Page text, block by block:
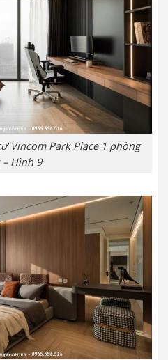
Vincom Park Place 1 phòng
– Hình 9